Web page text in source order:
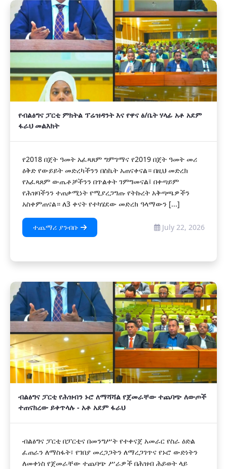
የብልፅግና ፓርቲ ምክትል ፕሬዝዳንት እና የዋና ፅ/ቤት ሃላፊ አቶ አደም
ፋራህ መልእክት
የ2018 በጀት ዓመት አፈጻጸም ግምገማና የ2019 በጀት ዓመት መሪ
ዕቅድ የውይይት መድረካችንን በስኬት አጠናቀናል። በዚህ መድረክ
የአፈጻጸም ውጤቶቻችንን በጥልቀት ገምግመናል፤ በቀጣይም
የሕዝባችንን ተጠቃሚነት የሚያረጋግጡ የትኩረት አቅጣጫዎችን
አስቀምጠናል። ለ3 ቀናት የተካሄደው መድረክ ዓላማውን [...]
ተጨማሪ ያንብቡ July 22, 2026
ብልፅግና ፓርቲ የሕዝብን ኑሮ ለማሻሻል የጀመራቸው ተጨባጭ ለውጦች
ተጠናክረው ይቀጥላሉ - አቶ አደም ፋራህ
ብልፅግና ፓርቲ በፓርቲና በመንግሥት የተቀናጀ አመራር የስራ ዕድል
ፈጠራን ለማስፋት፣ የገበያ መረጋጋትን ለማረጋገጥና የኑሮ ውድነትን
ለመቀነስ የጀመራቸው ተጨባጭ ሥራዎች በሕዝብ ሕይወት ላይ